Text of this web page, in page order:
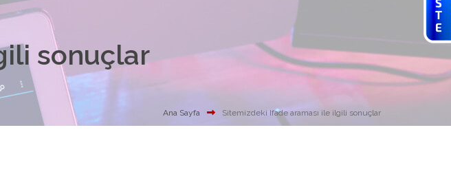
sonuçlar
Ana Sayfa Sitemizdeki Ifade araması ile ilgili sonuçlar